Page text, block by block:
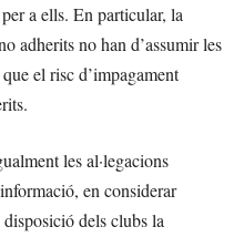
a ells. En particular, la
adherits no han d’assumir les
el risc d’impagament
les al·legacions
en considerar
dels clubs la